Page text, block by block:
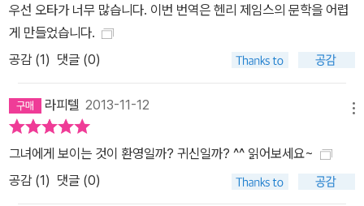
우선 오타가 너무 많습니다. 이번 번역은 헨리 제임스의 문학을 어렵
게 만들었습니다.
공감 (1) 댓글 (0)
라피텔 2013-11-12
그녀에게 보이는 것이 환영일까? 귀신일까? ^^ 읽어보세요~
공감 (1) 댓글 (0)